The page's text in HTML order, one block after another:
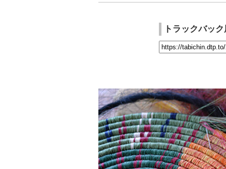
トラックバッ